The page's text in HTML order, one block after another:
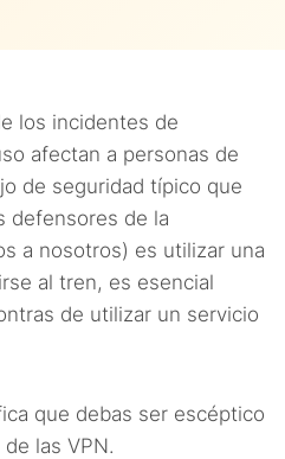
los incidentes de
afectan a personas de
de seguridad típico que
defensores de la
a nosotros) es utilizar una
al tren, es esencial
de utilizar un servicio
que debas ser escéptico
las VPN.
VPN?